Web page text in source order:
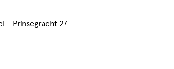
- Prinsegracht 27 -